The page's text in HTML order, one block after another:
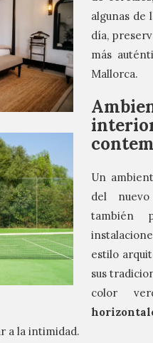
algunas de
día,
más
Mallorca.
Un
del
también
estilo
sus
color
a la intimidad.